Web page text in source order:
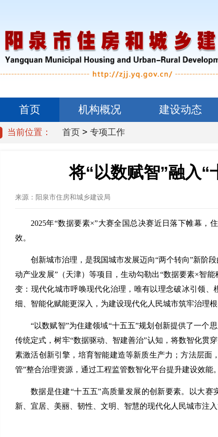
首页 机构概况
建设动态
信息公开
当前位置： 首页 > 专项工作
将“以数赋智”融入
来源： 阳泉市住房和城乡建设局
2025年“数据要素×”大赛全国总决赛近日落下帷幕
效。
创新城市治理，是我国城市发展迈向“两个转向”新阶
动产业发展”（天津）等项目，生动勾勒出“数据要素×智
变：现代化城市呼唤现代化治理，唯有以理念破冰引领
细、智能化赋能更深入，为建设现代化人民城市筑牢治理
“以数赋智”为住建领域“十五五”规划创新提供了一个
传统定式，树牢“数据驱动、智建善治”认知，将数智化贯
素激活创新引擎，培育智能建造等新质生产力；方法层面
管”整合治理资源，通过工程监管数智化平台提升建设效
数据是住建“十五五”高质量发展的创新要素。以大
新、宜居、美丽、韧性、文明、智慧的现代化人民城市注